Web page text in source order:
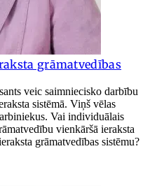
grāmatvedības
veic saimniecisko darbību
sistēmā. Viņš vēlas
Vai individuālais
vienkāršā ieraksta
grāmatvedības sistēmu?